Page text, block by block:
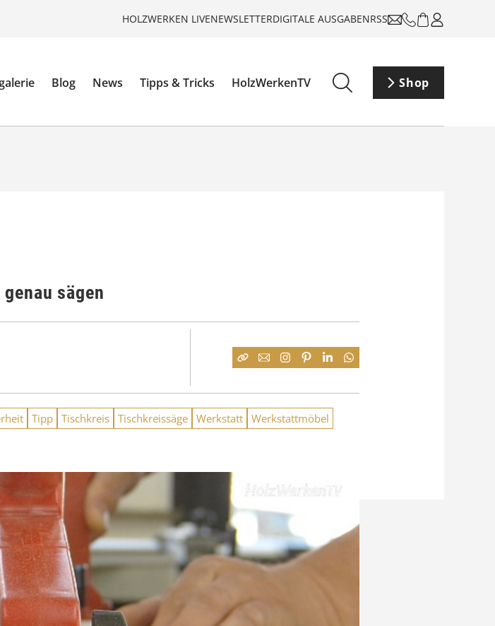
HOLZWERKEN LIVENEWSLETTERDIGITALE AUSGABENRSS
Blog News Tipps & Tricks HolzWerkenTV Shop
sägen
Tipp Tischkreis Tischkreissäge Werkstatt Werkstattmöbel